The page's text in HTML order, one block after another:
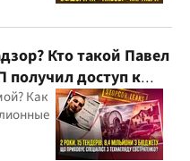
Кто такой Павел
получил доступ к
Как